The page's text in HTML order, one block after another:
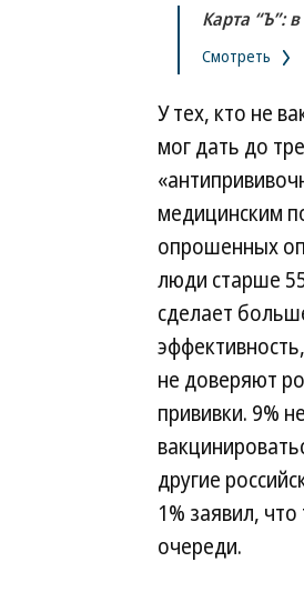
Карта “Ъ”:
Смотреть
У тех, кто не
мог дать до
медицинским
опрошенных
люди старше
сделает
не доверяют
прививки. 9%
другие
1% заявил,
очереди.